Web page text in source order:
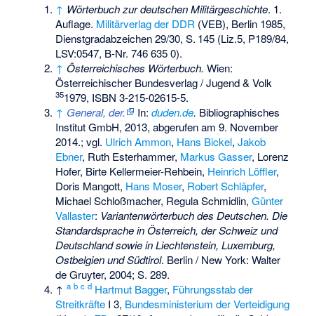
↑ Wörterbuch zur deutschen Militärgeschichte. 1.
Auflage. Militärverlag der DDR (VEB), Berlin 1985,
Dienstgradabzeichen 29/30,S. 145 (Liz.5, P189/84,
LSV:0547, B-Nr. 746 635 0).
↑ Österreichisches Wörterbuch. Wien:
Österreichischer Bundesverlag / Jugend & Volk
351979, ISBN 3-215-02615-5.
↑ General, der. In:duden.de. Bibliographisches
Institut GmbH, 2013, abgerufen am 9. November
2014.; vgl. Ulrich Ammon, Hans Bickel,Jakob
Ebner, Ruth Esterhammer, Markus Gasser, Lorenz
Hofer, Birte Kellermeier-Rehbein, Heinrich Löffler,
Doris Mangott, Hans Moser, Robert Schläpfer,
Michael Schloßmacher, Regula Schmidlin,Günter
Vallaster: Variantenwörterbuch des Deutschen. Die
Standardsprache in Österreich, der Schweiz und
Deutschland sowie in Liechtenstein, Luxemburg,
Ostbelgien und Südtirol. Berlin / New York: Walter
de Gruyter, 2004; S. 289.
↑a b c d Hartmut Bagger, Führungsstab der
Streitkräfte I 3, Bundesministerium der Verteidigung